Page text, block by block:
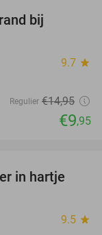
bij
9.7 star
Regulier €14,95
€9,95
49%
in hartje
9.5 star